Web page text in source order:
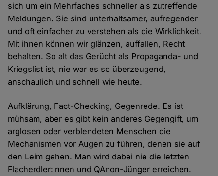
sich um ein Mehrfaches schneller als zutreffende
Meldungen. Sie sind unterhaltsamer, aufregender
und oft einfacher zu verstehen als die Wirklichkeit.
Mit ihnen können wir glänzen, auffallen, Recht
behalten. So alt das Gerücht als Propaganda- und
Kriegslist ist, nie war es so überzeugend,
anschaulich und schnell wie heute.
Aufklärung, Fact-Checking, Gegenrede. Es ist
mühsam, aber es gibt kein anderes Gegengift, um
arglosen oder verblendeten Menschen die
Mechanismen vor Augen zu führen, denen sie auf
den Leim gehen. Man wird dabei nie die letzten
Flacherdler:innen und QAnon-Jünger erreichen.